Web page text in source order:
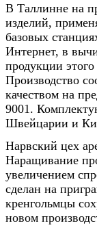
В Таллинне на
изделий,
базовых
Интернет, в
продукции
Производство
качеством на
9001.
Швейцарии и
Нарвский цех
Наращивание
увеличением
сделан на
кренгольмцы
новом